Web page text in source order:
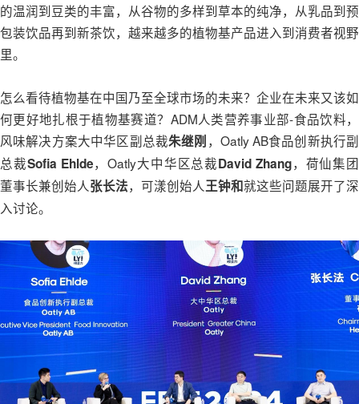
的温润到豆类的丰富，从谷物的多样到草本的纯净，从乳品到预
包装饮品再到新茶饮，越来越多的植物基产品进入到消费者视野
里。
怎么看待植物基在中国乃至全球市场的未来？企业在未来又该如
何更好地扎根于植物基赛道？ADM人类营养事业部-食品饮料，
风味解决方案大中华区副总裁朱继刚，Oatly AB食品创新执行副
总裁Sofia Ehlde，Oatly大中华区总裁David Zhang，荷仙集团
董事长兼创始人张长法，可漾创始人王钟和就这些问题展开了深
入讨论。